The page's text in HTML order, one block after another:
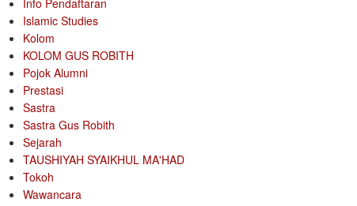
Info Pendaftaran
Islamic Studies
Kolom
KOLOM GUS ROBITH
Pojok Alumni
Prestasi
Sastra
Sastra Gus Robith
Sejarah
TAUSHIYAH SYAIKHUL MA'HAD
Tokoh
Wawancara